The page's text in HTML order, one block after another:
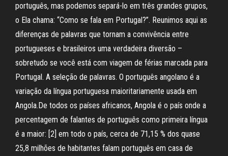
português, mas podemos separá-lo em três grandes grupos,
o Ela chama: “Como se fala em Portugal?”. Reunimos aqui as
diferenças de palavras que tornam a convivência entre
portugueses e brasileiros uma verdadeira diversão –
sobretudo se você está com viagem de férias marcada para
Portugal. A seleção de palavras. O português angolano é a
variação da língua portuguesa maioritariamente usada em
Angola.De todos os países africanos, Angola é o país onde a
percentagem de falantes de português como primeira língua
é a maior: [2] em todo o país, cerca de 71,15 % dos quase
25,8 milhões de habitantes falam português em casa de